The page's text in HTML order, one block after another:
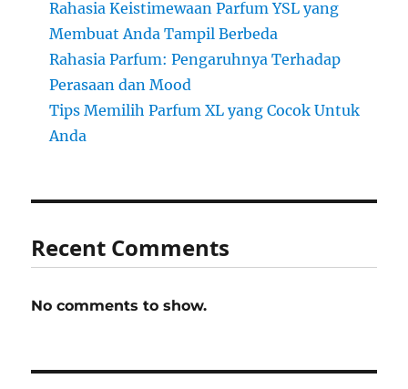
Rahasia Keistimewaan Parfum YSL yang
Membuat Anda Tampil Berbeda
Rahasia Parfum: Pengaruhnya Terhadap
Perasaan dan Mood
Tips Memilih Parfum XL yang Cocok Untuk
Anda
Recent Comments
No comments to show.